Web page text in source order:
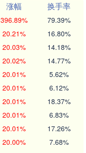
涨幅
换手率
396.89% 79.39%
20.21% 16.80%
20.03% 14.18%
20.02% 14.77%
20.01% 5.62%
20.01% 6.12%
20.01% 18.37%
20.01% 6.83%
20.01% 17.26%
20.00% 7.68%